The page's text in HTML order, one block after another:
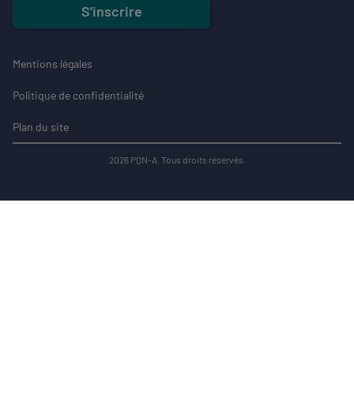
S'inscrire
Mentions légales
Politique de confidentialité
Plan du site
2026 PQN-A. Tous droits réservés.